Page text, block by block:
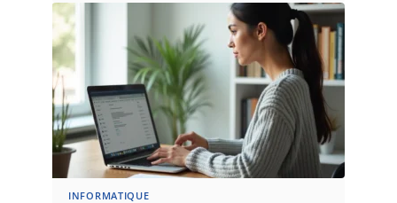
INFORMATIQUE